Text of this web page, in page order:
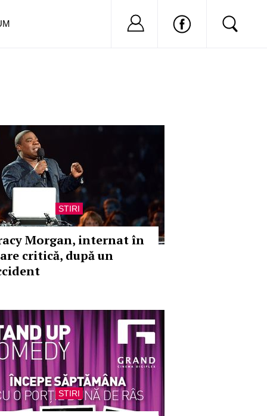
STIRI
Morgan, internat în
critică, după un
STIRI
Nu ai cont?